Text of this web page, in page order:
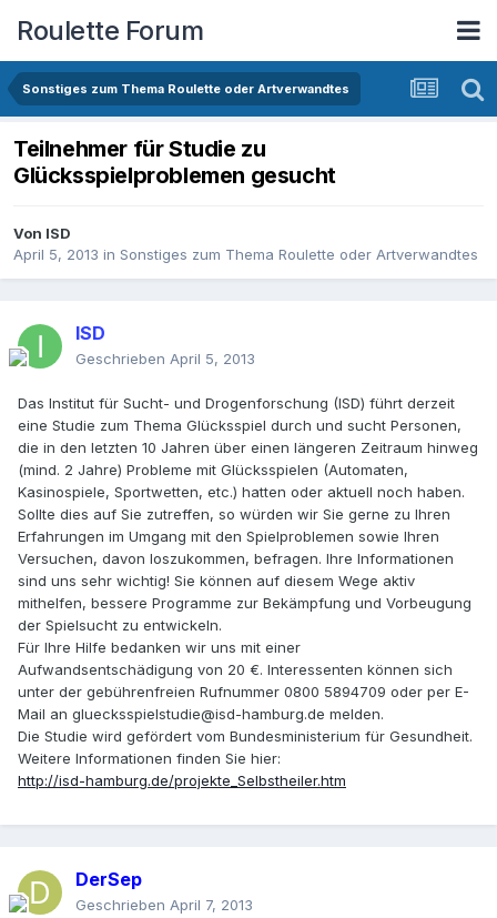
Roulette Forum
Sonstiges zum Thema Roulette oder Artverwandtes
Teilnehmer für Studie zu
Glücksspielproblemen gesucht
Von ISD
April 5, 2013 in Sonstiges zum Thema Roulette oder Artverwandtes
ISD
Geschrieben April 5, 2013
Das Institut für Sucht- und Drogenforschung (ISD) führt derzeit
eine Studie zum Thema Glücksspiel durch und sucht Personen,
die in den letzten 10 Jahren über einen längeren Zeitraum hinweg
(mind. 2 Jahre) Probleme mit Glücksspielen (Automaten,
Kasinospiele, Sportwetten, etc.) hatten oder aktuell noch haben.
Sollte dies auf Sie zutreffen, so würden wir Sie gerne zu Ihren
Erfahrungen im Umgang mit den Spielproblemen sowie Ihren
Versuchen, davon loszukommen, befragen. Ihre Informationen
sind uns sehr wichtig! Sie können auf diesem Wege aktiv
mithelfen, bessere Programme zur Bekämpfung und Vorbeugung
der Spielsucht zu entwickeln.
Für Ihre Hilfe bedanken wir uns mit einer
Aufwandsentschädigung von 20 €. Interessenten können sich
unter der gebührenfreien Rufnummer 0800 5894709 oder per E-
Mail an gluecksspielstudie@isd-hamburg.de melden.
Die Studie wird gefördert vom Bundesministerium für Gesundheit.
Weitere Informationen finden Sie hier:
http://isd-hamburg.de/projekte_Selbstheiler.htm
DerSep
Geschrieben April 7, 2013